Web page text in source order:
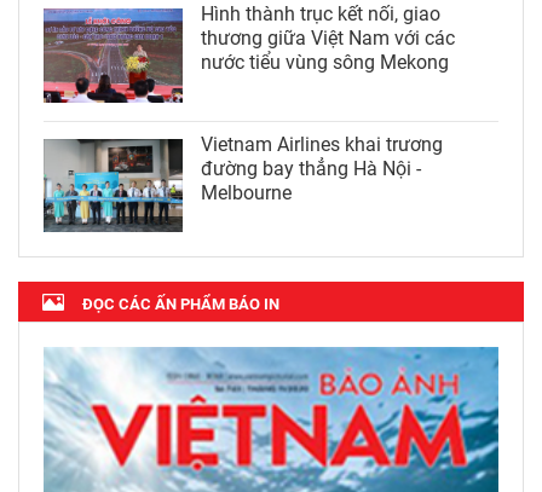
Hình thành trục kết nối, giao
thương giữa Việt Nam với các
nước tiểu vùng sông Mekong
Vietnam Airlines khai trương
đường bay thẳng Hà Nội -
Melbourne
ĐỌC CÁC ẤN PHẨM BÁO IN